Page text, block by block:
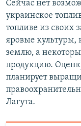
Сейчас нет
украинское
топливе из своих
яровые культуры,
землю, а
продукцию.
планирует
Лагута.